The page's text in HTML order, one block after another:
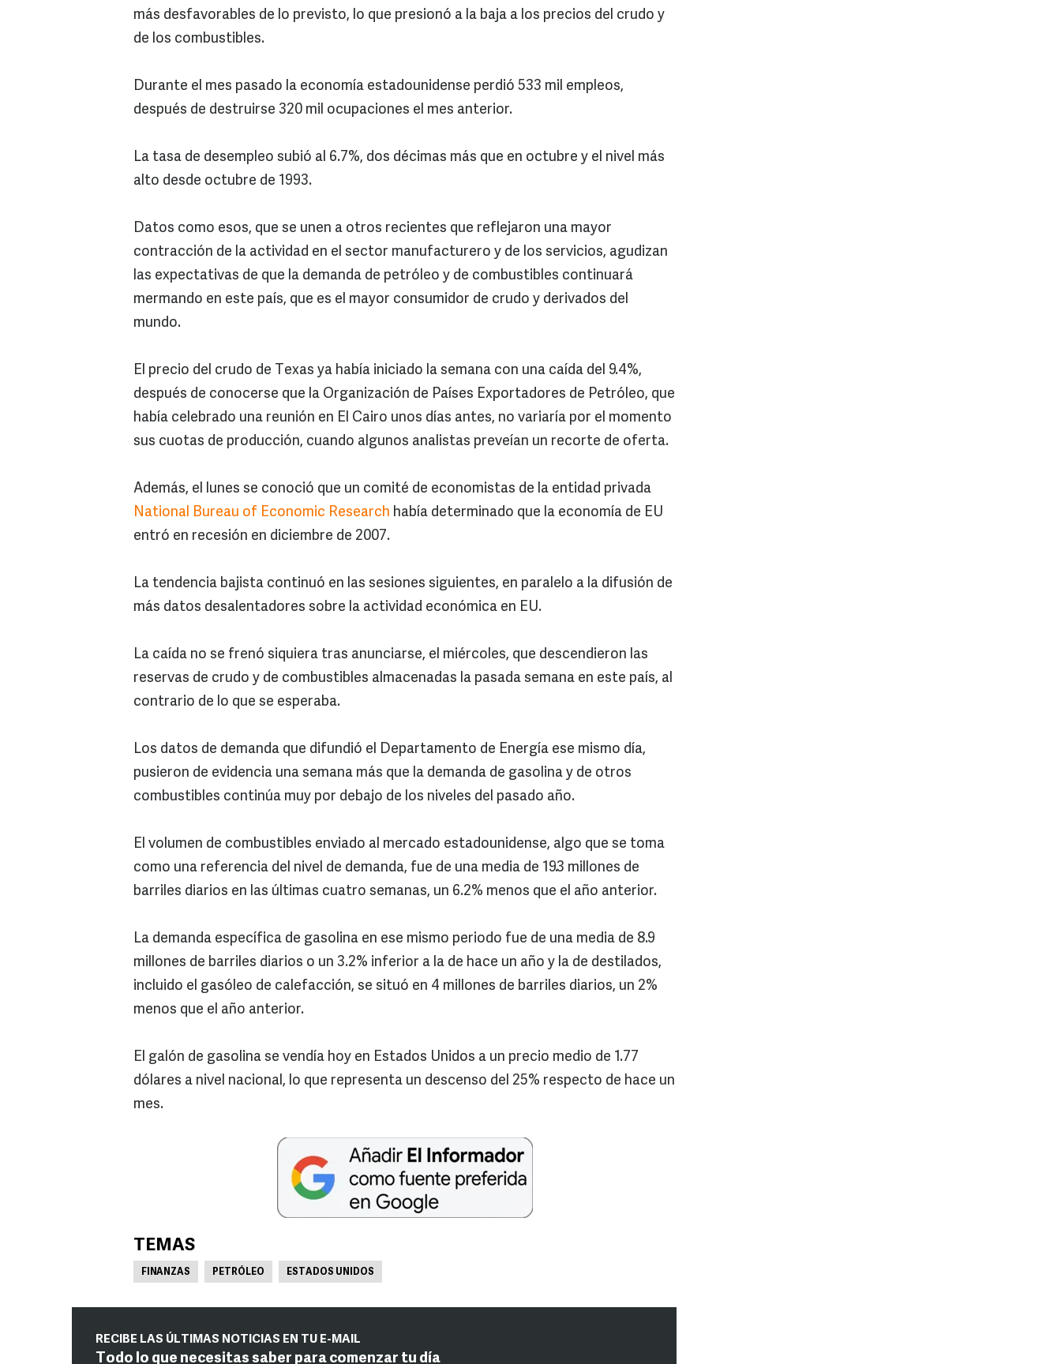
más desfavorables de lo previsto, lo que presionó a la baja a los precios del crudo y
de los combustibles.
Durante el mes pasado la economía estadounidense perdió 533 mil empleos,
después de destruirse 320 mil ocupaciones el mes anterior.
La tasa de desempleo subió al 6.7%, dos décimas más que en octubre y el nivel más
alto desde octubre de 1993.
Datos como esos, que se unen a otros recientes que reflejaron una mayor
contracción de la actividad en el sector manufacturero y de los servicios, agudizan
las expectativas de que la demanda de petróleo y de combustibles continuará
mermando en este país, que es el mayor consumidor de crudo y derivados del
mundo.
El precio del crudo de Texas ya había iniciado la semana con una caída del 9.4%,
después de conocerse que la Organización de Países Exportadores de Petróleo, que
había celebrado una reunión en El Cairo unos días antes, no variaría por el momento
sus cuotas de producción, cuando algunos analistas preveían un recorte de oferta.
Además, el lunes se conoció que un comité de economistas de la entidad privada
National Bureau of Economic Research había determinado que la economía de EU
entró en recesión en diciembre de 2007.
La tendencia bajista continuó en las sesiones siguientes, en paralelo a la difusión de
más datos desalentadores sobre la actividad económica en EU.
La caída no se frenó siquiera tras anunciarse, el miércoles, que descendieron las
reservas de crudo y de combustibles almacenadas la pasada semana en este país, al
contrario de lo que se esperaba.
Los datos de demanda que difundió el Departamento de Energía ese mismo día,
pusieron de evidencia una semana más que la demanda de gasolina y de otros
combustibles continúa muy por debajo de los niveles del pasado año.
El volumen de combustibles enviado al mercado estadounidense, algo que se toma
como una referencia del nivel de demanda, fue de una media de 19.3 millones de
barriles diarios en las últimas cuatro semanas, un 6.2% menos que el año anterior.
La demanda específica de gasolina en ese mismo periodo fue de una media de 8.9
millones de barriles diarios o un 3.2% inferior a la de hace un año y la de destilados,
incluido el gasóleo de calefacción, se situó en 4 millones de barriles diarios, un 2%
menos que el año anterior.
El galón de gasolina se vendía hoy en Estados Unidos a un precio medio de 1.77
dólares a nivel nacional, lo que representa un descenso del 25% respecto de hace un
mes.
TEMAS
FINANZAS PETRÓLEO ESTADOS UNIDOS
RECIBE LAS ÚLTIMAS NOTICIAS EN TU E-MAIL
Todo lo que necesitas saber para comenzar tu día